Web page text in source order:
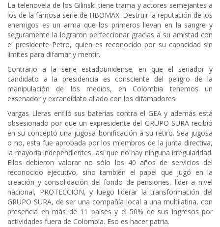
La telenovela de los Gilinski tiene trama y actores semejantes a
los de la famosa serie de HBOMAX. Destruir la reputación de los
enemigos es un arma que los primeros llevan en la sangre y
seguramente la lograron perfeccionar gracias a su amistad con
el presidente Petro, quien es reconocido por su capacidad sin
límites para difamar y mentir.
Contrario a la serie estadounidense, en que el senador y
candidato a la presidencia es consciente del peligro de la
manipulación de los medios, en Colombia tenemos un
exsenador y excandidato aliado con los difamadores.
Vargas Lleras enfiló sus baterías contra el GEA y además está
obsesionado por que un expresidente del GRUPO SURA recibió
en su concepto una jugosa bonificación a su retiro. Sea jugosa
o no, esta fue aprobada por los miembros de la junta directiva,
la mayoría independientes, así que no hay ninguna irregularidad.
Ellos debieron valorar no sólo los 40 años de servicios del
reconocido ejecutivo, sino también el papel que jugó en la
creación y consolidación del fondo de pensiones, líder a nivel
nacional, PROTECCIÓN, y luego liderar la transformación del
GRUPO SURA, de ser una compañía local a una multilatina, con
presencia en más de 11 países y el 50% de sus ingresos por
actividades fuera de Colombia. Eso es hacer patria.